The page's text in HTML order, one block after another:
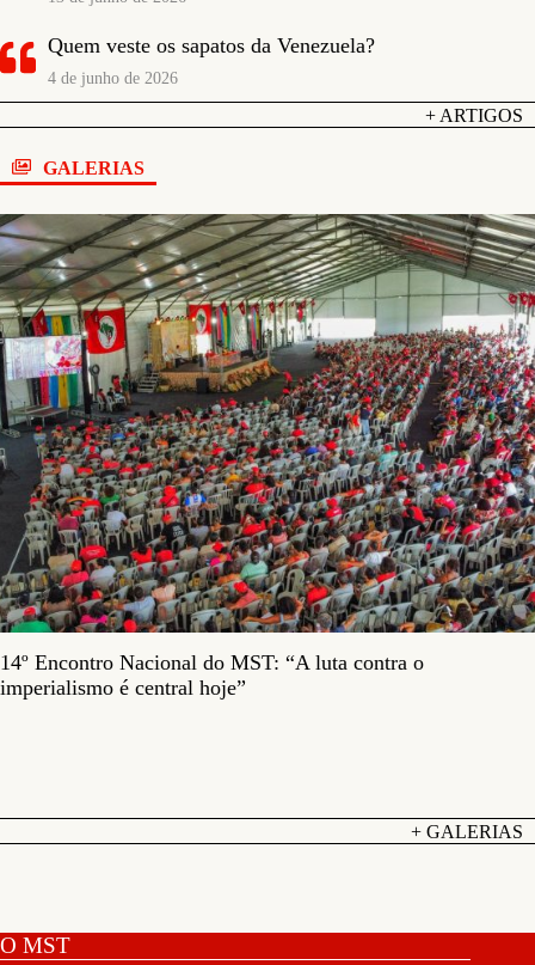
Quem veste os sapatos da Venezuela?
4 de junho de 2026
+ ARTIGOS
GALERIAS
14º Encontro Nacional do MST: “A luta contra o
imperialismo é central hoje”
+ GALERIAS
O MST